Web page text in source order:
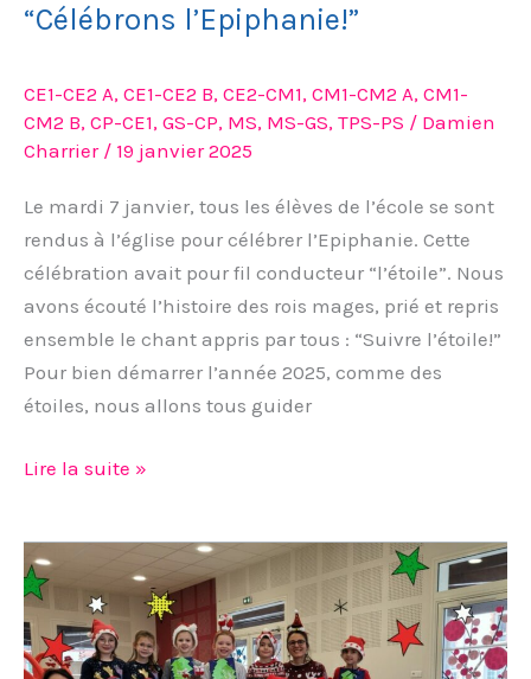
“Célébrons l’Epiphanie!”
CE1-CE2 A, CE1-CE2 B, CE2-CM1, CM1-CM2 A, CM1-
CM2 B, CP-CE1, GS-CP, MS, MS-GS, TPS-PS / Damien
Charrier / 19 janvier 2025
Le mardi 7 janvier, tous les élèves de l’école se sont
rendus à l’église pour célébrer l’Epiphanie. Cette
célébration avait pour fil conducteur “l’étoile”. Nous
avons écouté l’histoire des rois mages, prié et repris
ensemble le chant appris par tous : “Suivre l’étoile!”
Pour bien démarrer l’année 2025, comme des
étoiles, nous allons tous guider
Lire la suite »
Joyeux
lutins
de
Noël